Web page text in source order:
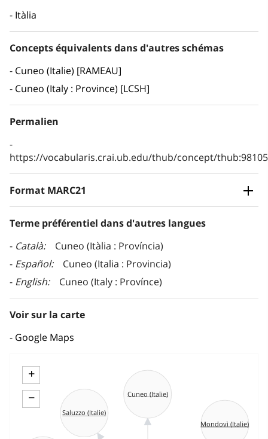
Itàlia
Concepts équivalents dans d'autres schémas
Cuneo (Italie) [RAMEAU]
Cuneo (Italy : Province) [LCSH]
Permalien
https://vocabularis.crai.ub.edu/thub/concept/
Format MARC21
Terme préférentiel dans d'autres langues
Català
Cuneo (Itàlia : Província)
Español
Cuneo (Italia : Provincia)
English
Cuneo (Italy : Provínce)
Voir sur la carte
Google Maps
+
−
Saluzzo (Italie)
Cuneo (Italie)
Mondovì (Italie)